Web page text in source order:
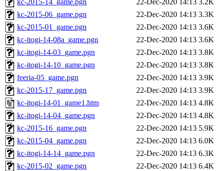
kc-2015-14_game.pgn
22-Dec-2020 14:13 3.2K
kc-2015-06_game.pgn
22-Dec-2020 14:13 3.3K
kc-2015-01_game.pgn
22-Dec-2020 14:13 3.6K
kc-itogi-14-08a_game.pgn
22-Dec-2020 14:13 3.6K
kc-itogi-14-03_game.pgn
22-Dec-2020 14:13 3.8K
kc-itogi-14-10_game.pgn
22-Dec-2020 14:13 3.8K
feeria-05_game.pgn
22-Dec-2020 14:13 3.9K
kc-2015-17_game.pgn
22-Dec-2020 14:13 3.9K
kc-itogi-14-01_game1.htm
22-Dec-2020 14:13 4.8K
kc-itogi-14-04_game.pgn
22-Dec-2020 14:13 4.8K
kc-2015-16_game.pgn
22-Dec-2020 14:13 5.9K
kc-2015-04_game.pgn
22-Dec-2020 14:13 6.0K
kc-itogi-14-14_game.pgn
22-Dec-2020 14:13 6.3K
kc-2015-02_game.pgn
22-Dec-2020 14:13 6.4K